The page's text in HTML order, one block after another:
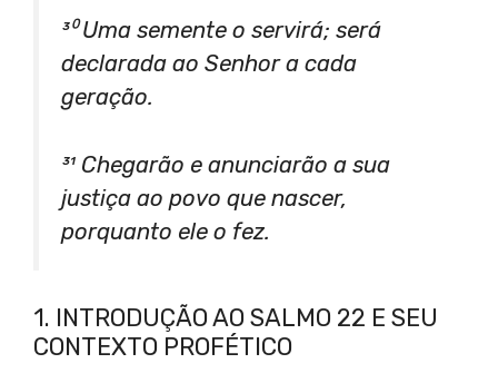
³⁰ Uma semente o servirá; será
declarada ao Senhor a cada
geração.
³¹ Chegarão e anunciarão a sua
justiça ao povo que nascer,
porquanto ele o fez.
1. INTRODUÇÃO AO SALMO 22 E SEU
CONTEXTO PROFÉTICO